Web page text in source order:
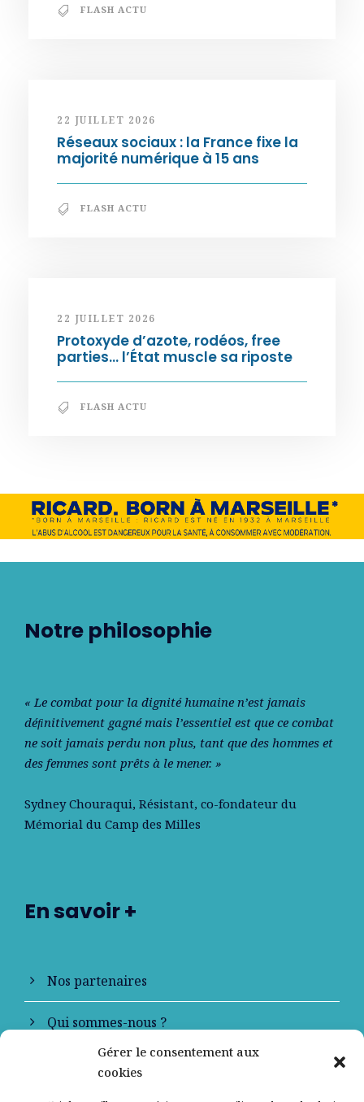
Gérer le consentement aux
cookies
FLASH ACTU
22 JUILLET 2026
Réseaux sociaux : la France fixe la
majorité numérique à 15 ans
FLASH ACTU
22 JUILLET 2026
Protoxyde d’azote, rodéos, free
parties… l’État muscle sa riposte
FLASH ACTU
Notre philosophie
« Le combat pour la dignité humaine n’est jamais
déﬁnitivement gagné mais l’essentiel est que ce combat
ne soit jamais perdu non plus, tant que des hommes et
des femmes sont prêts à le mener. »
Sydney Chouraqui, Résistant, co-fondateur du
Mémorial du Camp des Milles
En savoir +
Nos partenaires
Qui sommes-nous ?
Contactez-nous